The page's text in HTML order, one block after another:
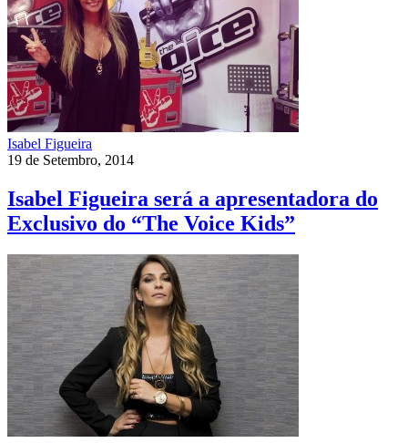
Isabel Figueira
19 de Setembro, 2014
Isabel Figueira será a apresentadora do
Exclusivo do “The Voice Kids”